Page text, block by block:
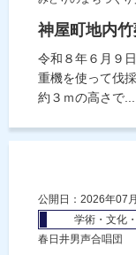
神屋町地内
令和８年６月９
重機を使って伐
約３ｍの高さで...
公開日：2026年07
学術・文化
春日井男声合唱団